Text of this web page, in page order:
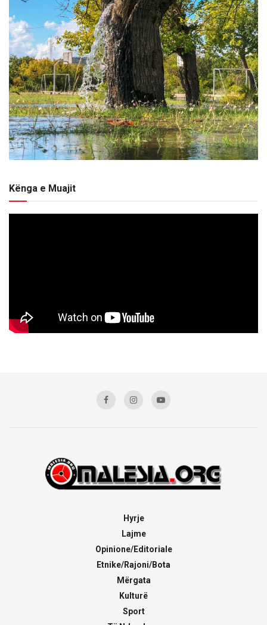
Kënga e Muajit
Hyrje
Lajme
Opinione/Editoriale
Etnike/Rajoni/Bota
Mërgata
Kulturë
Sport